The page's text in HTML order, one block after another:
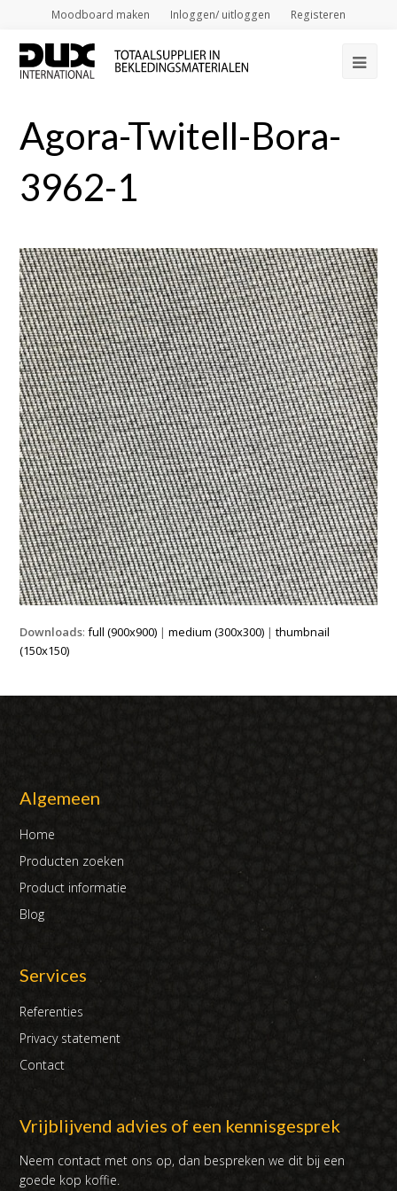
Moodboard maken Inloggen/ uitloggen Registeren
Agora-Twitell-Bora-
3962-1
Downloads:full (900x900) |medium (300x300) |thumbnail
(150x150)
Algemeen
Home
Producten zoeken
Product informatie
Blog
Services
Referenties
Privacy statement
Contact
Vrijblijvend advies of een kennisgesprek
Neem contact met ons op, dan bespreken we dit bij een
goede kop koffie.